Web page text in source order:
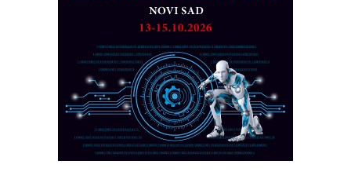
CTO - Prilagodite svoju toplinsku
Razvoj asortimanskog pravca MINI-
PLC AKYTEC
AUKOM: Svetski standard metrologije
dostupan u Srbiji
MOTOMAN – NEXT-Robotika vođena
veštačkom inteligencijom
I.SAFE MOBILE revolucioniše